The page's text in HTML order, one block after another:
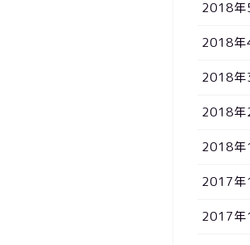
2018年
2018年
2018年
2018年
2018年
2017年
2017年